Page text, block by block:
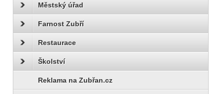
Městský úřad
Farnost Zubří
Restaurace
Školství
Reklama na Zubřan.cz